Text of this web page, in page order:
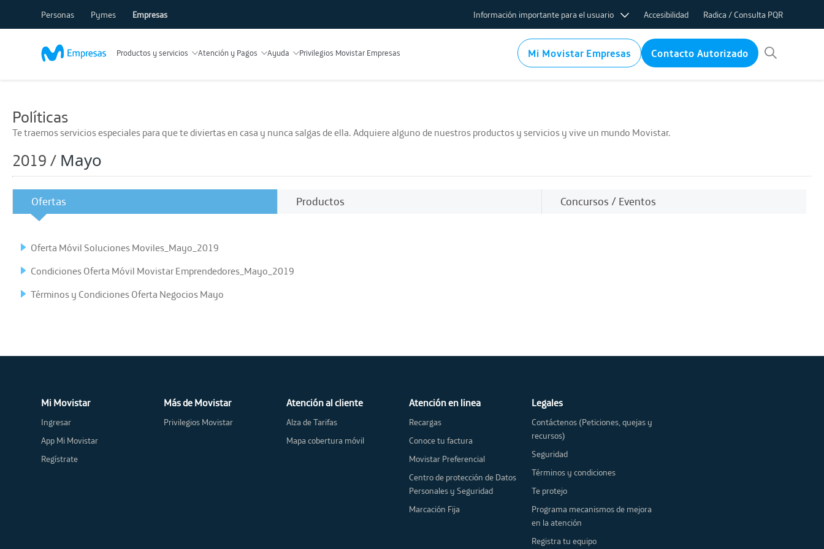
Personas Pymes Empresas Información importante para el usuario
Protección al usuario
Comparador de planes y tarifas
Procedimientos y tramites de PQR
Conoce los equipos y modems
Accesibilidad Radica / Consulta PQR
Productos y servicios Atención y Pagos Ayuda Privilegios Movistar Empresas Mi Movistar Empresas Contacto Autorizado
Políticas
Te traemos servicios especiales para que te diviertas en casa y nunca salgas de ella. Adquiere alguno de nuestros productos y servicios y vive un mundo Movistar.
2019 / Mayo
Ofertas Productos Concursos / Eventos
Oferta Móvil Soluciones Moviles_Mayo_2019
Condiciones Oferta Móvil Movistar Emprendedores_Mayo_2019
Términos y Condiciones Oferta Negocios Mayo
Mi Movistar
Ingresar
App Mi Movistar
Regístrate
Más de Movistar
Privilegios Movistar
Atención al cliente
Alza de Tarifas
Mapa cobertura móvil
Atención en linea
Recargas
Conoce tu factura
Movistar Preferencial
Centro de protección de Datos
Personales y Seguridad
Marcación Fija
Legales
Contáctenos (Peticiones, quejas y
recursos)
Seguridad
Términos y condiciones
Te protejo
Programa mecanismos de mejora
en la atención
Registra tu equipo